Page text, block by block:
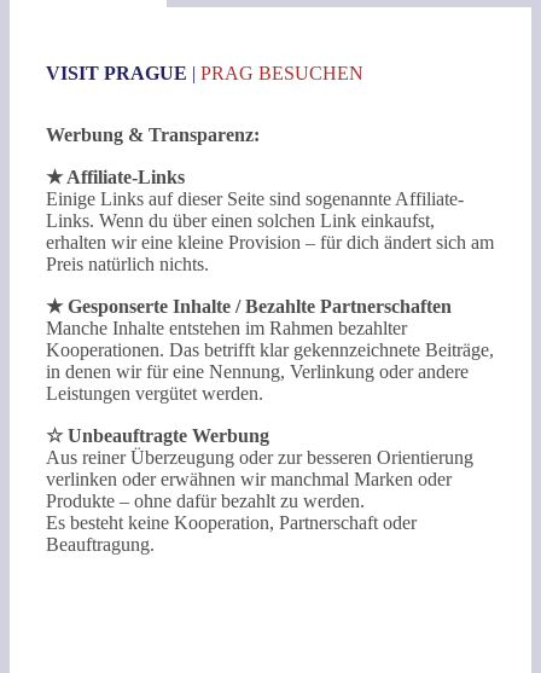
VISIT PRAGUE | PRAG BESUCHEN
Werbung & Transparenz:
★ Affiliate-Links
Einige Links auf dieser Seite sind sogenannte Affiliate-
Links. Wenn du über einen solchen Link einkaufst,
erhalten wir eine kleine Provision – für dich ändert sich am
Preis natürlich nichts.
★ Gesponserte Inhalte / Bezahlte Partnerschaften
Manche Inhalte entstehen im Rahmen bezahlter
Kooperationen. Das betrifft klar gekennzeichnete Beiträge,
in denen wir für eine Nennung, Verlinkung oder andere
Leistungen vergütet werden.
☆ Unbeauftragte Werbung
Aus reiner Überzeugung oder zur besseren Orientierung
verlinken oder erwähnen wir manchmal Marken oder
Produkte – ohne dafür bezahlt zu werden.
Es besteht keine Kooperation, Partnerschaft oder
Beauftragung.